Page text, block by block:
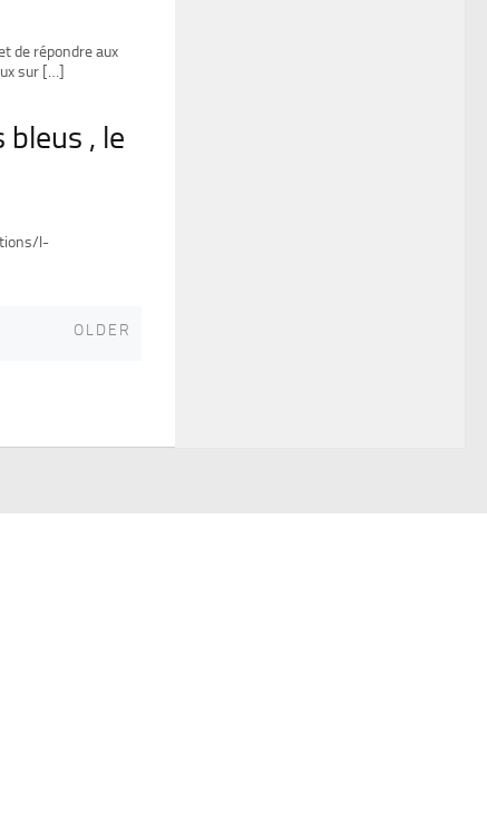
de répondre aux
sur […]
bleus , le
l-
OLDER